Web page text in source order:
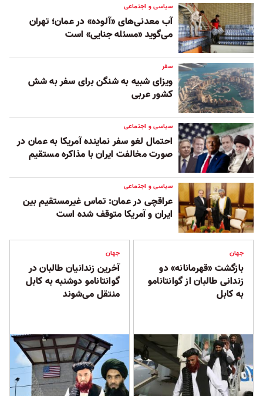
سیاسی و اجتماعی
آب‌ معدنی‌های «آلوده» در عمان؛ تهران
می‌گوید «مسئله جنایی» است
سفر
ویزای شبیه به شنگن برای سفر به شش
کشور عربی
سیاسی و اجتماعی
احتمال لغو سفر نماینده آمریکا به عمان در
صورت مخالفت ایران با مذاکره مستقیم
سیاسی و اجتماعی
عراقچی در عمان: تماس غیرمستقیم بین
ایران و آمریکا متوقف شده است
جهان
بازگشت «قهرمانانه» دو
زندانی طالبان از گوانتانامو
به کابل
جهان
آخرین زندانیان طالبان در
گوانتانامو دوشنبه به کابل
منتقل می‌شوند